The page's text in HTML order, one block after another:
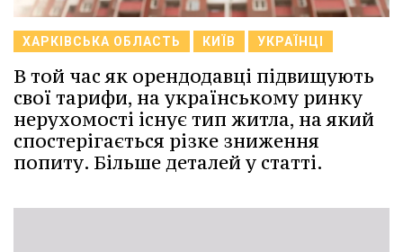
ХАРКІВСЬКА ОБЛАСТЬ КИЇВ УКРАЇНЦІ
В той час як орендодавці підвищують
свої тарифи, на українському ринку
нерухомості існує тип житла, на який
спостерігається різке зниження
попиту. Більше деталей у статті.